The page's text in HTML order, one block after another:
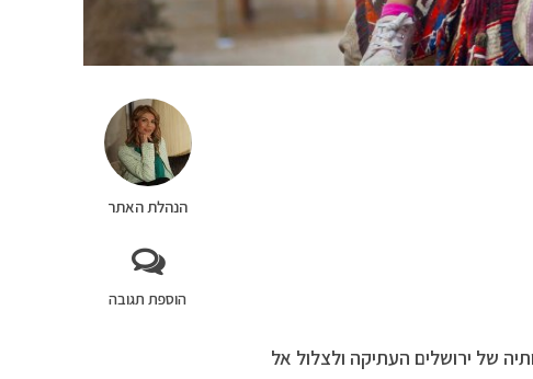
הנהלת האתר
הוספת תגובה
של ירושלים העתיקה ולצלול אל